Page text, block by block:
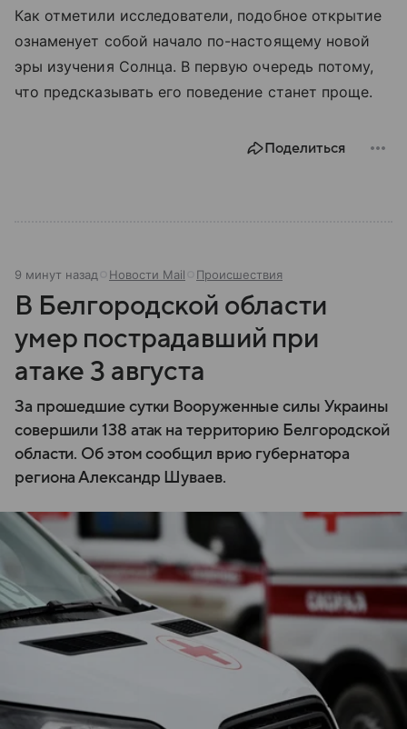
Как отметили исследователи, подобное открытие
ознаменует собой начало по-настоящему новой
эры изучения Солнца. В первую очередь потому,
что предсказывать его поведение станет проще.
Поделиться
9 минут назад Новости Mail Происшествия
В Белгородской области
умер пострадавший при
атаке 3 августа
За прошедшие сутки Вооруженные силы Украины
совершили 138 атак на территорию Белгородской
области. Об этом сообщил врио губернатора
региона Александр Шуваев.